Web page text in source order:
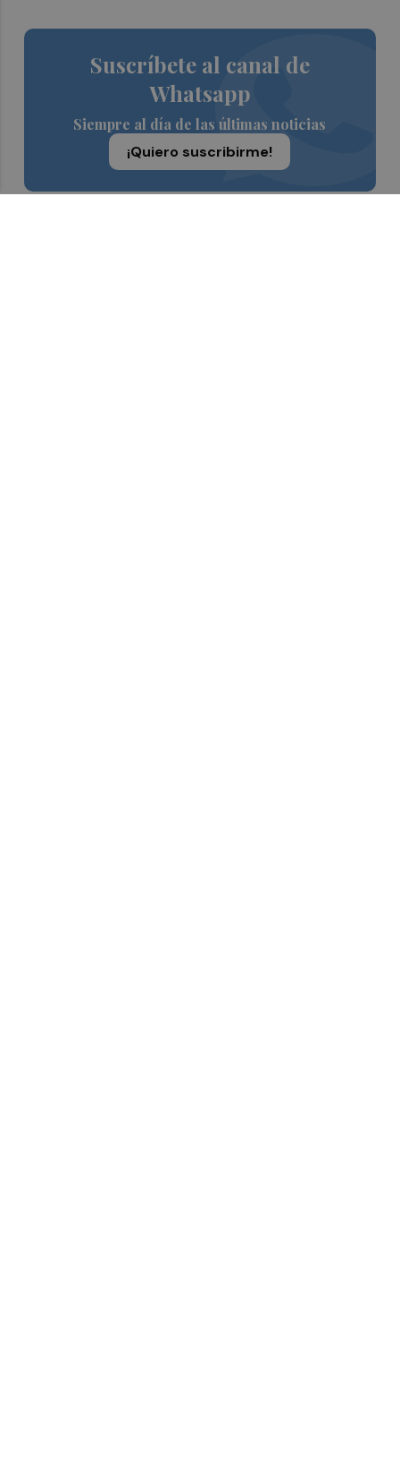
Suscríbete al canal de
Whatsapp
Siempre al día de las últimas noticias
¡Quiero suscribirme!